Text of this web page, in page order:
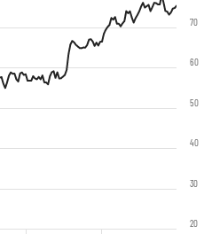
20
30
40
50
60
70